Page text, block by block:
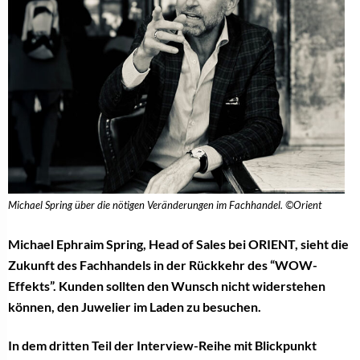
Michael Spring über die nötigen Veränderungen im Fachhandel. ©Orient
Michael Ephraim Spring, Head of Sales bei ORIENT, sieht die
Zukunft des Fachhandels in der Rückkehr des “WOW-
Effekts”. Kunden sollten den Wunsch nicht widerstehen
können, den Juwelier im Laden zu besuchen.
In dem dritten Teil der Interview-Reihe mit Blickpunkt